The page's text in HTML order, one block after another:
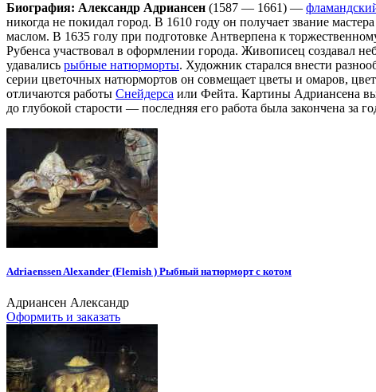
Биография: Александр Адриансен (1587 — 1661) —
никогда не покидал город. В 1610 году он получает звание
маслом. В 1635 голу при подготовке Антверпена к
Рубенса участвовал в оформлении города. Живописец создавал
удавались рыбные натюрморты. Художник старался внести
серии цветочных натюрмортов он совмещает цветы и омаров,
отличаются работы Снейдерса или Фейта. Картины Адриансена
до глубокой старости — последняя его работа была закончена за
Adriaenssen Alexander (Flemish ) Рыбный натюрморт с котом
Адриансен Александр
Оформить и заказать